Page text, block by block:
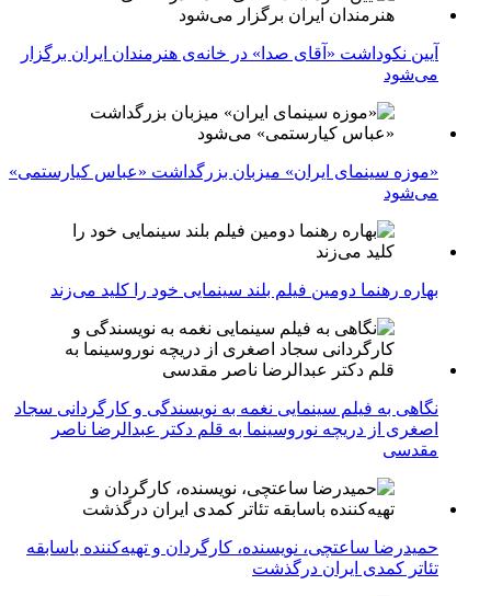
آیین نکوداشت «آقای صدا» در خانه‌ی هنرمندان ایران برگزار
می‌شود
«موزه سینمای ایران» میزبان بزرگداشت «عباس کیارستمی»
می‌شود
بهاره رهنما دومین فیلم بلند سینمایی خود را کلید می‌زند
نگاهی به فیلم سینمایی نغمه به نویسندگی و کارگردانی سجاد
اصغری از دریچه نوروسینما به قلم دکتر عبدالرضا ناصر
مقدسی
حمیدرضا ساعتچی، نویسنده، کارگردان و تهیه‌کننده باسابقه
تئاتر کمدی ایران درگذشت